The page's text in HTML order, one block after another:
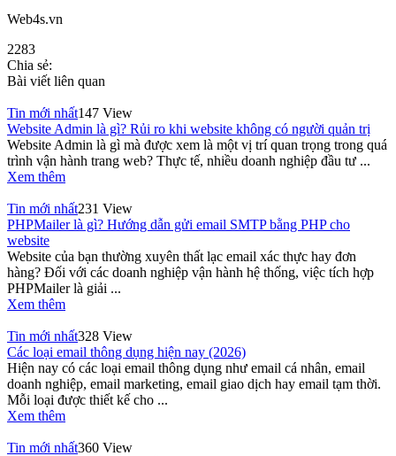
Web4s.vn
2283
Chia sẻ:
Bài viết liên quan
Tin mới nhất147 View
Website Admin là gì? Rủi ro khi website không có người quản trị
Website Admin là gì mà được xem là một vị trí quan trọng trong quá
trình vận hành trang web? Thực tế, nhiều doanh nghiệp đầu tư ...
Xem thêm
Tin mới nhất231 View
PHPMailer là gì? Hướng dẫn gửi email SMTP bằng PHP cho
website
Website của bạn thường xuyên thất lạc email xác thực hay đơn
hàng? Đối với các doanh nghiệp vận hành hệ thống, việc tích hợp
PHPMailer là giải ...
Xem thêm
Tin mới nhất328 View
Các loại email thông dụng hiện nay (2026)
Hiện nay có các loại email thông dụng như email cá nhân, email
doanh nghiệp, email marketing, email giao dịch hay email tạm thời.
Mỗi loại được thiết kế cho ...
Xem thêm
Tin mới nhất360 View